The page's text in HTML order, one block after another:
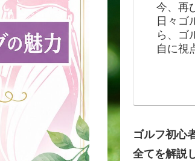
今、再
日々ゴ
ら、ゴ
自に視
ゴルフ初心
全てを解説